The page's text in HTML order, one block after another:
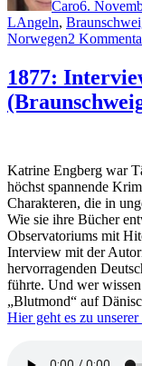
Caro6.
LSchlagwörter
Angeln,
Norwegen2
1877:
Katrine Engberg war
höchst spannende
Charakteren, die in
Wie sie ihre Bücher
Observatoriums mit
Interview mit der
hervorragenden
führte. Und wer
„Blutmond“ auf
Hier geht es zu